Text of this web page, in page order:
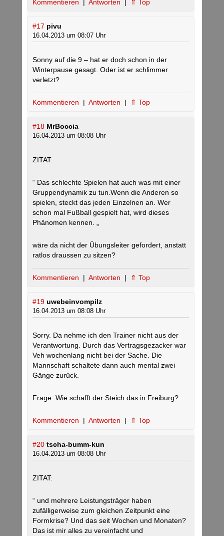
Kommentieren Antworten ⇑ Top
#17 pivu
16.04.2013 um 08:07 Uhr
Sonny auf die 9 – hat er doch schon in der
Winterpause gesagt. Oder ist er schlimmer
verletzt?
Kommentieren | Antworten | ⇑ Top
#18 MrBoccia
16.04.2013 um 08:08 Uhr
ZITAT:
“ Das schlechte Spielen hat auch was mit einer
Gruppendynamik zu tun.Wenn die Anderen so
spielen, steckt das jeden Einzelnen an. Wer
schon mal Fußball gespielt hat, wird dieses
Phänomen kennen. „
wäre da nicht der Übungsleiter gefordert, anstatt
ratlos draussen zu sitzen?
Kommentieren | Antworten | ⇑ Top
#19 uwebeinvompilz
16.04.2013 um 08:08 Uhr
Sorry. Da nehme ich den Trainer nicht aus der
Verantwortung. Durch das Vertragsgezacker war
Veh wochenlang nicht bei der Sache. Die
Mannschaft schaltete dann auch mental zwei
Gänge zurück.
Frage: Wie schafft der Steich das in Freiburg?
Kommentieren | Antworten | ⇑ Top
#20 tscha-bumm-kun
16.04.2013 um 08:08 Uhr
ZITAT:
“ und mehrere Leistungsträger haben
zufälligerweise zum gleichen Zeitpunkt eine
Formkrise? Und das seit Wochen und Monaten?
Das ist mir alles zu vereinfacht und